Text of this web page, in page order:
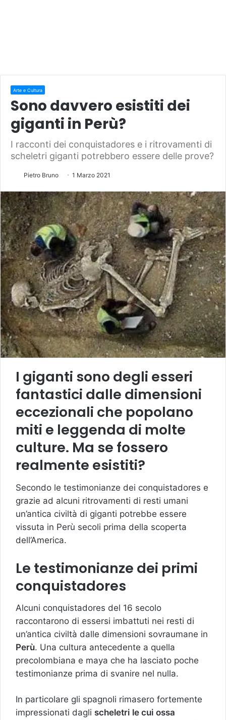
Arte e Cultura
Sono davvero esistiti dei
giganti in Perù?
I racconti dei conquistadores e i ritrovamenti di
scheletri giganti potrebbero essere delle prove?
Pietro Bruno 1 Marzo 2021
I giganti sono degli esseri
fantastici dalle dimensioni
eccezionali che popolano
miti e leggenda di molte
culture. Ma se fossero
realmente esistiti?
Secondo le testimonianze dei conquistadores e
grazie ad alcuni ritrovamenti di resti umani
un’antica civiltà di giganti potrebbe essere
vissuta in Perù secoli prima della scoperta
dell’America.
Le testimonianze dei primi
conquistadores
Alcuni conquistadores del 16 secolo
raccontarono di essersi imbattuti nei resti di
un’antica civiltà dalle dimensioni sovraumane in
Perù. Una cultura antecedente a quella
precolombiana e maya che ha lasciato poche
testimonianze prima di svanire nel nulla.
In particolare gli spagnoli rimasero fortemente
impressionati dagli scheletri le cui ossa